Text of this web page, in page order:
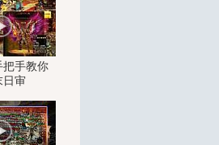
把手教你
日审